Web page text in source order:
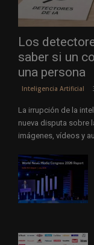
Los
saber si un
una persona
Inteligencia Artificial
La irrupción de la
nueva disputa sobre
imágenes, vídeos y